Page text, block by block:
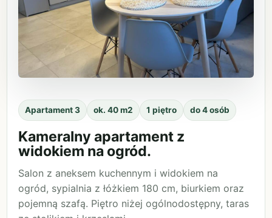
Apartament 3 ok. 40 m2 1 piętro do 4 osób
Kameralny apartament z
widokiem na ogród.
Salon z aneksem kuchennym i widokiem na
ogród, sypialnia z łóżkiem 180 cm, biurkiem oraz
pojemną szafą. Piętro niżej ogólnodostępny, taras